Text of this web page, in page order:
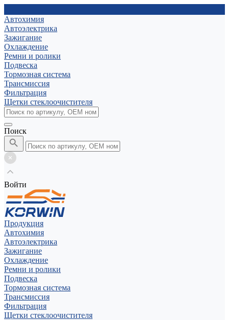
Автохимия
Автоэлектрика
Зажигание
Охлаждение
Ремни и ролики
Подвеска
Тормозная система
Трансмиссия
Фильтрация
Щетки стеклоочистителя
Поиск
Войти
Продукция
Автохимия
Автоэлектрика
Зажигание
Охлаждение
Ремни и ролики
Подвеска
Тормозная система
Трансмиссия
Фильтрация
Щетки стеклоочистителя